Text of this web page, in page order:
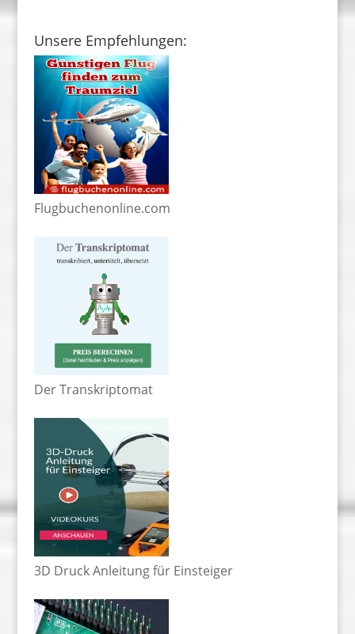
Unsere Empfehlungen:
Flugbuchenonline.com
Der Transkriptomat
3D Druck Anleitung für Einsteiger